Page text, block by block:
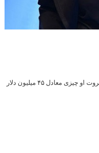
برخی شایعات در مورد مونیکا بلوچی می‌گوید ثروت او چیزی معادل ۴۵ میلیون دلار